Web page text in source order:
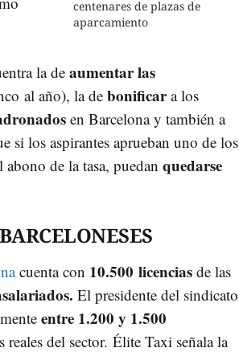
centenares de plazas de
aparcamiento
la deaumentar las
al año), la de bonificara los
en Barcelona y también a
si los aspirantes aprueban uno de los
de la tasa, puedan quedarse
cuenta con 10.500 licencias de las
El presidente del sindicato
entre 1.200 y 1.500
reales del sector. Élite Taxi señala la